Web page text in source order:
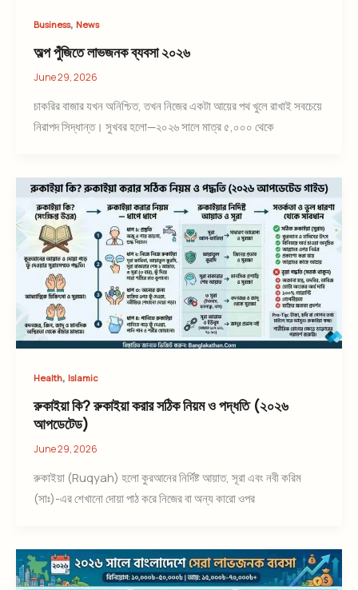
Business, News
অল্প পুঁজিতে লাভজনক ব্যবসা ২০২৬
June 29, 2026
চাকরির বাজার যখন অনিশ্চিত, তখন নিজের একটা আয়ের পথ খুলে রাখাই সবচেয়ে
নিরাপদ সিদ্ধান্ত। সুখবর হলো—২০২৬ সালে মাত্র ৫,০০০ থেকে
Health, Islamic
রুকাইয়া কি? রুকাইয়া করার সঠিক নিয়ম ও পদ্ধতি (২০২৬
আপডেটেড)
June 29, 2026
রুকাইয়া (Ruqyah) হলো কুরআনের নির্দিষ্ট আয়াত, সূরা এবং নবী করিম
(সাঃ)-এর শেখানো দোয়া পাঠ করে নিজের বা অন্য কারো ওপর